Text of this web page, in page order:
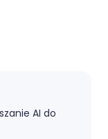
AI do